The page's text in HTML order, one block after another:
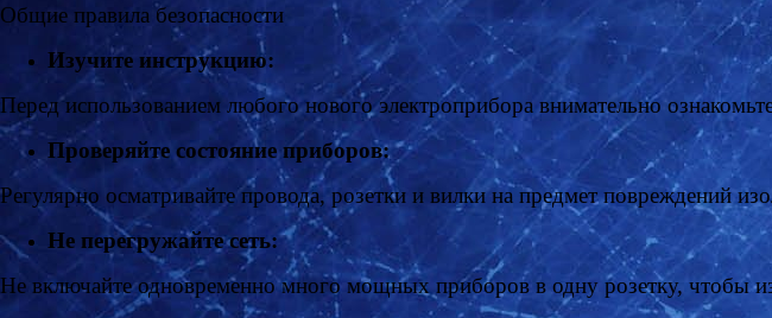
Общие правила безопасности
Изучите инструкцию:
Перед использованием любого нового электроприбора внимательно
Проверяйте состояние приборов:
Регулярно осматривайте провода, розетки и вилки на предмет повреждений
Не перегружайте сеть:
Не включайте одновременно много мощных приборов в одну розетку, чтобы